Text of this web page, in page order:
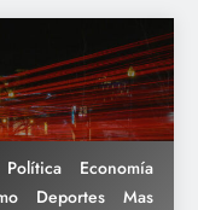
Política
Economía
Deportes Mas